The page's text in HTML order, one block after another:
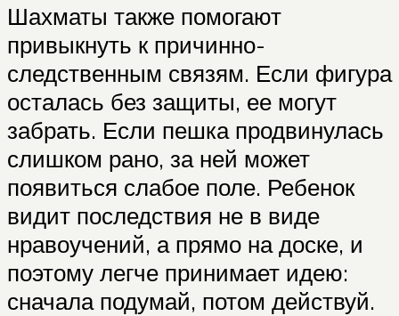
Шахматы также помогают
привыкнуть к причинно-
следственным связям. Если фигура
осталась без защиты, ее могут
забрать. Если пешка продвинулась
слишком рано, за ней может
появиться слабое поле. Ребенок
видит последствия не в виде
нравоучений, а прямо на доске, и
поэтому легче принимает идею:
сначала подумай, потом действуй.